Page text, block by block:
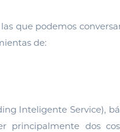
que podemos
de:
Inteligente Service),
principalmente dos